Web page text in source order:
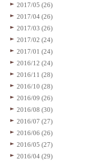
2017/05 (26)
2017/04 (26)
2017/03 (26)
2017/02 (24)
2017/01 (24)
2016/12 (24)
2016/11 (28)
2016/10 (28)
2016/09 (26)
2016/08 (30)
2016/07 (27)
2016/06 (26)
2016/05 (27)
2016/04 (29)